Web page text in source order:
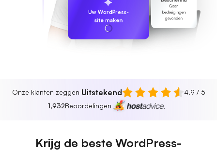
Geen
bedreigingen
gevonden
Uw WordPress-
site maken
Onze klanten zeggen Uitstekend
4.9 / 5
1,932Beoordelingen
Krijg de beste WordPress-